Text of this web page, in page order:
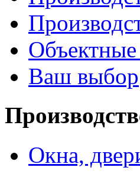
Ваш выбор
Окна,